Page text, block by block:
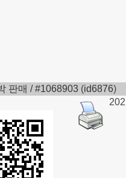
판매 / #1068903(id6876)